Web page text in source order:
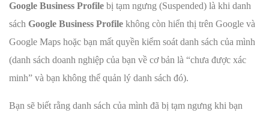
Google Business Profile bị tạm ngưng (Suspended) là khi danh
sách Google Business Profile không còn hiển thị trên Google và
Google Maps hoặc bạn mất quyền kiểm soát danh sách của mình
(danh sách doanh nghiệp của bạn về cơ bản là “chưa được xác
minh” và bạn không thể quản lý danh sách đó).
Bạn sẽ biết rằng danh sách của mình đã bị tạm ngưng khi bạn